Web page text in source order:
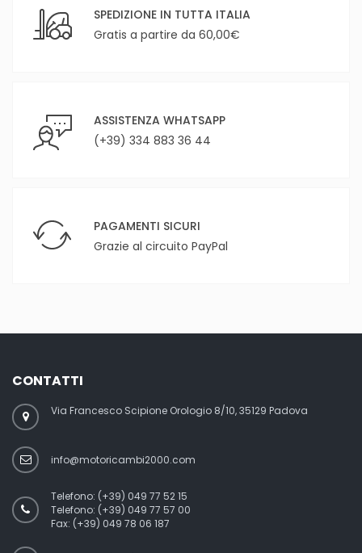
SPEDIZIONE IN TUTTA ITALIA
Gratis a partire da 60,00€
ASSISTENZA WHATSAPP
(+39) 334 883 36 44
PAGAMENTI SICURI
Grazie al circuito PayPal
CONTATTI
Via Francesco Scipione Orologio 8/10, 35129 Padova
info@motoricambi2000.com
Telefono: (+39) 049 77 52 15
Telefono: (+39) 049 77 57 00
Fax: (+39) 049 78 06 187